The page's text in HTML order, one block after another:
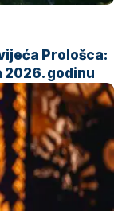
Prološca:
2026. godinu